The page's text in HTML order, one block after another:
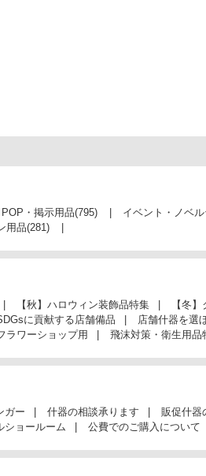
・掲示用品(795) イベント・ノベ
用品(281)
【秋】ハロウィン装飾品特集 【冬
に貢献する店舗備品 店舗什器を選
ラワーショップ用 飛沫対策・衛生用品
ガー 什器の相談承ります 販促什器
ショールーム 公費でのご購入について